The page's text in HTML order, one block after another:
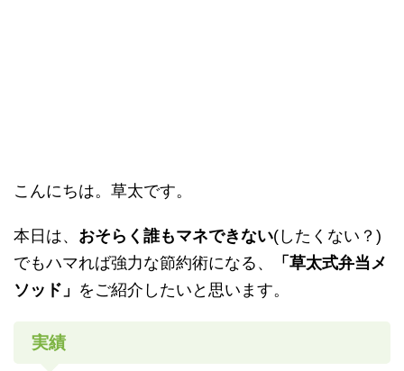
こんにちは。草太です。
本日は、 おそらく誰もマネできない(したくない？)
でもハマれば強力な節約術になる、
「草太式弁当メ
ソッド」 をご紹介したいと思います。
実績